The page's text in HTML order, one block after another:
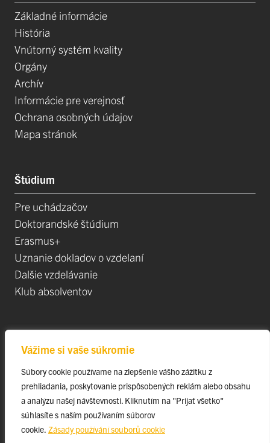
Vážime si vaše súkromie
Súbory cookie používame na zlepšenie vášho zážitku z
prehliadania, poskytovanie prispôsobených reklám alebo obsahu
a analýzu našej návštevnosti. Kliknutím na "Prijať všetko"
súhlasíte s naším používaním súborov
cookie. Zásady používání souborů cookie
Základné informácie
História
Vnútorný systém kvality
Orgány
Archív
Informácie pre verejnosť
Ochrana osobných údajov
Mapa stránok
Štúdium
Pre uchádzačov
Doktorandské štúdium
Erasmus+
Uznanie dokladov o vzdelaní
Dalšie vzdelávanie
Klub absolventov
Projekty
Špičkové tímy
TIP-UPJŠ
Vedecké parky